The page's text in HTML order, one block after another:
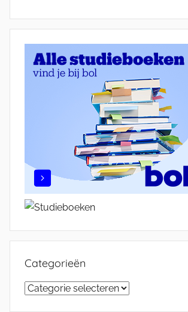
Categorieën
Categorieën